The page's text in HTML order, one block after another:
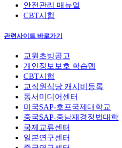
안전관리 매뉴얼
CBT시험
관련사이트 바로가기
교원초빙공고
개인정보보호 학습맵
CBT시험
교직원식당 캐시비등록
동서미디어센터
미국SAP-호프국제대학교
중국SAP-중남재경정법대학
국제교류센터
일본연구센터